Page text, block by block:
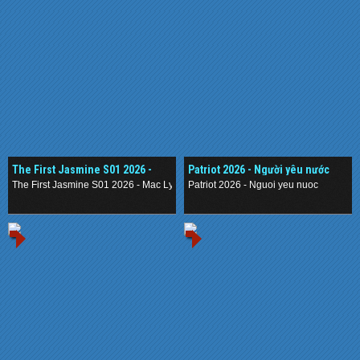
The First Jasmine S01 2026 -
Mạc Ly
The First Jasmine S01 2026 - Mac Ly
Patriot 2026 - Người yêu nước
Patriot 2026 - Nguoi yeu nuoc